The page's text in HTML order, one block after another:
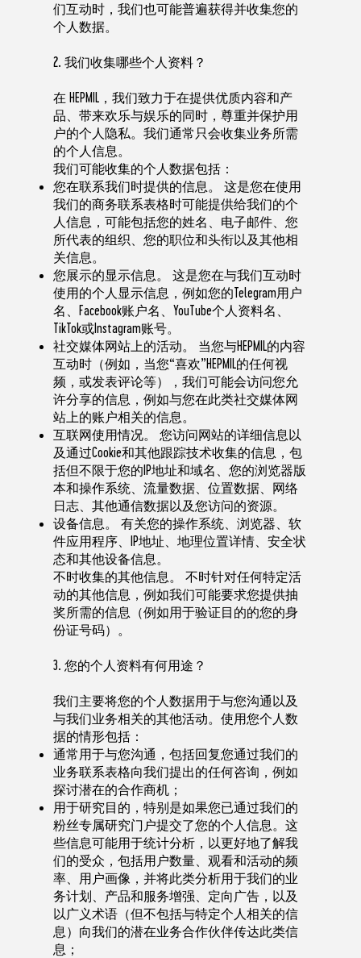
们互动时，我们也可能普遍获得并收集您的
个人数据。
2. 我们收集哪些个人资料？
在 HEPMIL，我们致力于在提供优质内容和产
品、带来欢乐与娱乐的同时，尊重并保护用
户的个人隐私。我们通常只会收集业务所需
的个人信息。
我们可能收集的个人数据包括：
您在联系我们时提供的信息。 这是您在使用
我们的商务联系表格时可能提供给我们的个
人信息，可能包括您的姓名、电子邮件、您
所代表的组织、您的职位和头衔以及其他相
关信息。
您展示的显示信息。 这是您在与我们互动时
使用的个人显示信息，例如您的Telegram用户
名、Facebook账户名、YouTube个人资料名、
TikTok或Instagram账号。
社交媒体网站上的活动。 当您与HEPMIL的内容
互动时（例如，当您“喜欢”HEPMIL的任何视
频，或发表评论等），我们可能会访问您允
许分享的信息，例如与您在此类社交媒体网
站上的账户相关的信息。
互联网使用情况。 您访问网站的详细信息以
及通过Cookie和其他跟踪技术收集的信息，包
括但不限于您的IP地址和域名、您的浏览器版
本和操作系统、流量数据、位置数据、网络
日志、其他通信数据以及您访问的资源。
设备信息。 有关您的操作系统、浏览器、软
件应用程序、IP地址、地理位置详情、安全状
态和其他设备信息。
不时收集的其他信息。 不时针对任何特定活
动的其他信息，例如我们可能要求您提供抽
奖所需的信息（例如用于验证目的的您的身
份证号码）。
3. 您的个人资料有何用途？
我们主要将您的个人数据用于与您沟通以及
与我们业务相关的其他活动。使用您个人数
据的情形包括：
通常用于与您沟通，包括回复您通过我们的
业务联系表格向我们提出的任何咨询，例如
探讨潜在的合作商机；
用于研究目的，特别是如果您已通过我们的
粉丝专属研究门户提交了您的个人信息。这
些信息可能用于统计分析，以更好地了解我
们的受众，包括用户数量、观看和活动的频
率、用户画像，并将此类分析用于我们的业
务计划、产品和服务增强、定向广告，以及
以广义术语（但不包括与特定个人相关的信
息）向我们的潜在业务合作伙伴传达此类信
息；